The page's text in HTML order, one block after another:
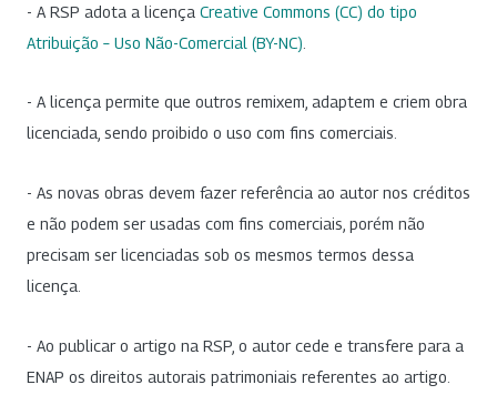
- A RSP adota a licença Creative Commons (CC) do tipo
Atribuição – Uso Não-Comercial (BY-NC)
- A licença permite que outros remixem, adaptem e criem obra
licenciada, sendo proibido o uso com fins comerciais.
- As novas obras devem fazer referência ao autor nos créditos
e não podem ser usadas com fins comerciais, porém não
precisam ser licenciadas sob os mesmos termos dessa
licença.
- Ao publicar o artigo na RSP, o autor cede e transfere para a
ENAP os direitos autorais patrimoniais referentes ao artigo.